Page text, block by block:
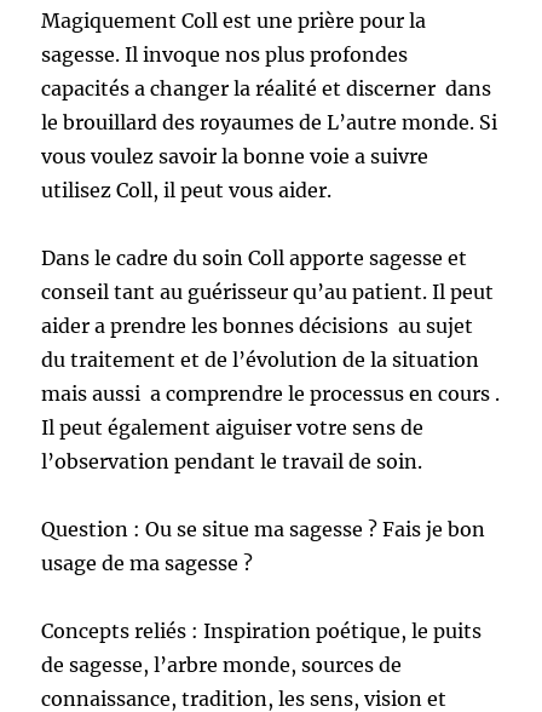
Magiquement Coll est une prière pour la
sagesse. Il invoque nos plus profondes
capacités a changer la réalité et discerner dans
le brouillard des royaumes de L’autre monde. Si
vous voulez savoir la bonne voie a suivre
utilisez Coll, il peut vous aider.
Dans le cadre du soin Coll apporte sagesse et
conseil tant au guérisseur qu’au patient. Il peut
aider a prendre les bonnes décisions au sujet
du traitement et de l’évolution de la situation
mais aussi a comprendre le processus en cours .
Il peut également aiguiser votre sens de
l’observation pendant le travail de soin.
Question : Ou se situe ma sagesse ? Fais je bon
usage de ma sagesse ?
Concepts reliés : Inspiration poétique, le puits
de sagesse, l’arbre monde, sources de
connaissance, tradition, les sens, vision et